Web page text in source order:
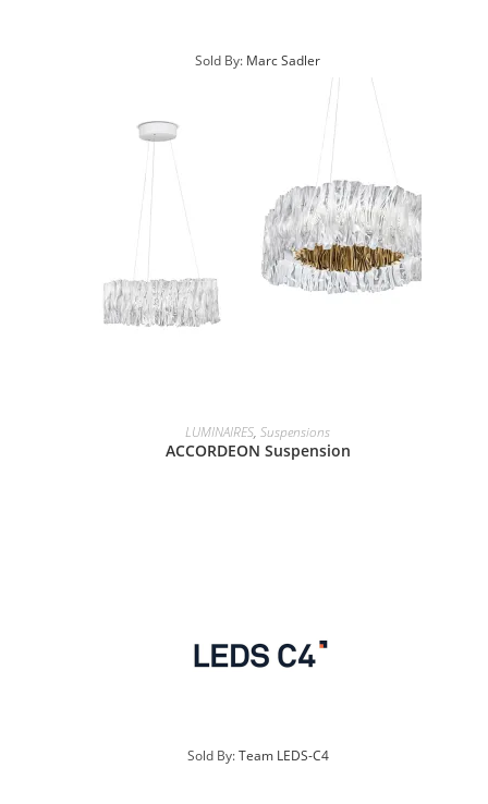
Sold By: Marc Sadler
LUMINAIRES, Suspensions
ACCORDEON Suspension
Sold By:Team LEDS-C4